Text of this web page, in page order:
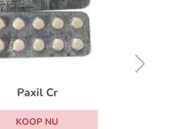
Paxil Cr
KOOP NU